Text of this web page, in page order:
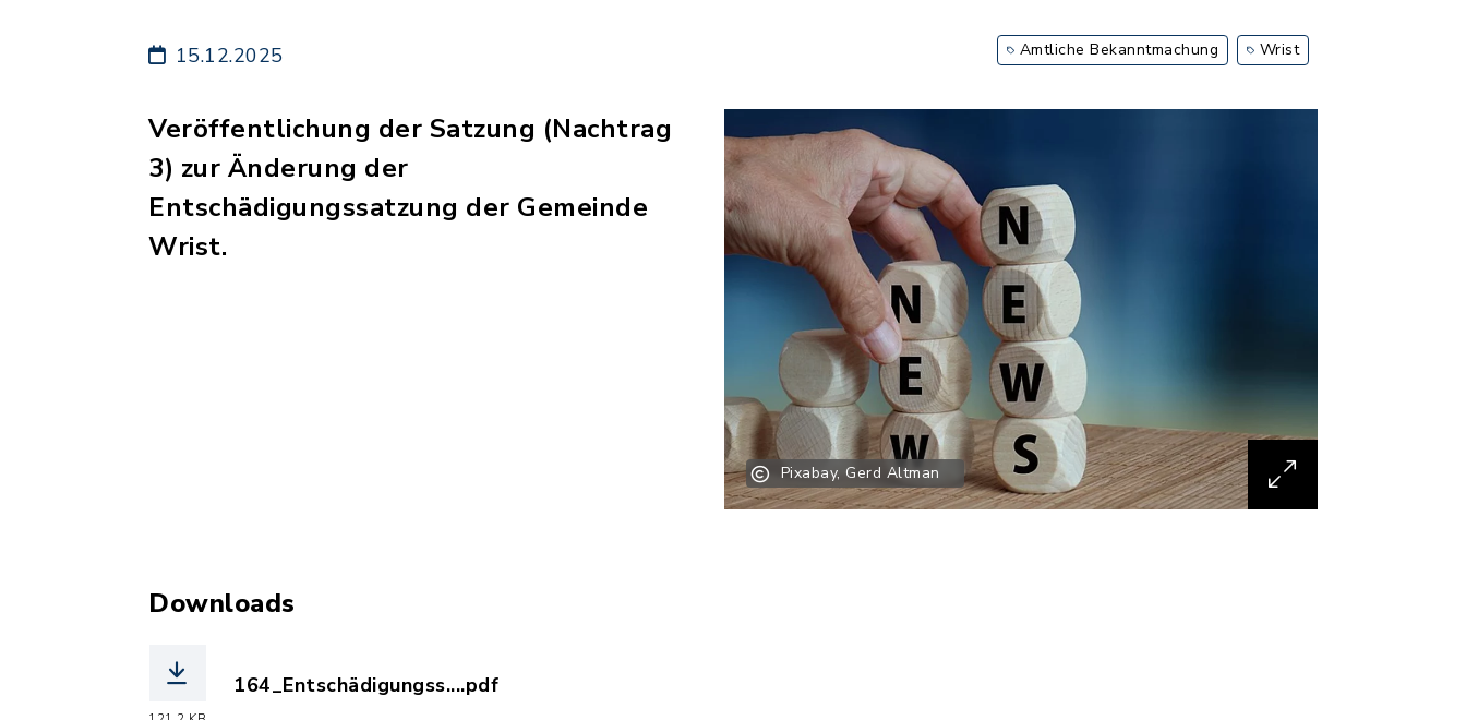
15.12.2025 Amtliche Bekanntmachung Wrist
Pixabay, Gerd Altman
Veröffentlichung der Satzung (Nachtrag
3) zur Änderung der
Entschädigungssatzung der Gemeinde
Wrist.
Downloads
164_Entschädigungss....pdf